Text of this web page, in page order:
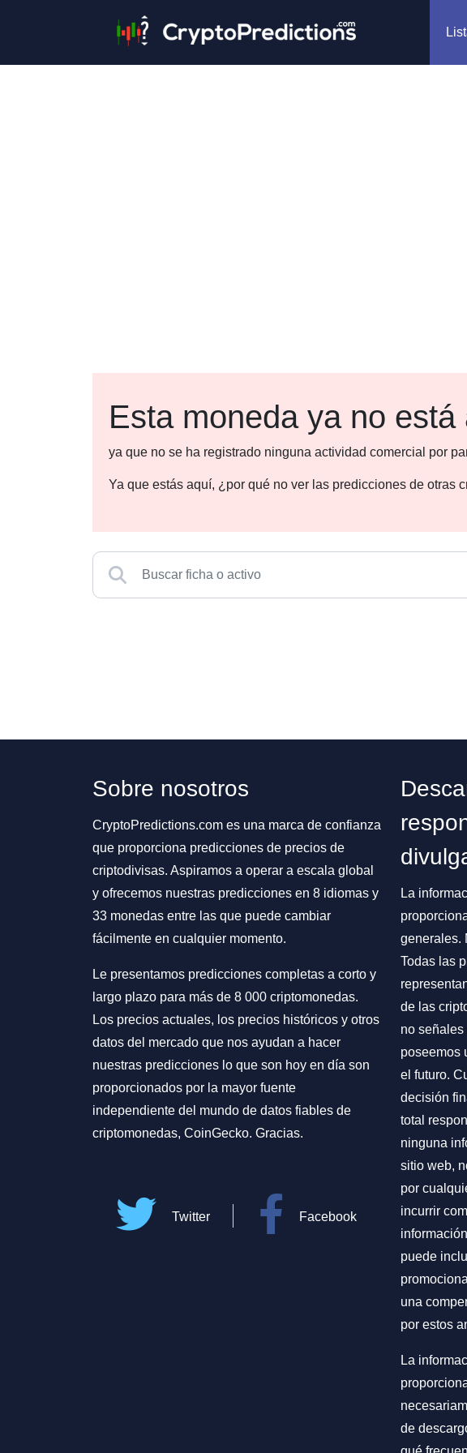
Esta moneda ya no está
ya que no se ha registrado ninguna actividad comercial por
Ya que estás aquí, ¿por qué no ver las predicciones de otras
Sobre nosotros
CryptoPredictions.com es una marca de confianza
que proporciona predicciones de precios de
criptodivisas. Aspiramos a operar a escala global
y ofrecemos nuestras predicciones en 8 idiomas y
33 monedas entre las que puede cambiar
fácilmente en cualquier momento.
Le presentamos predicciones completas a corto y
largo plazo para más de 8 000 criptomonedas.
Los precios actuales, los precios históricos y otros
datos del mercado que nos ayudan a hacer
nuestras predicciones lo que son hoy en día son
proporcionados por la mayor fuente
independiente del mundo de datos fiables de
criptomonedas, CoinGecko. Gracias.
Twitter Facebook
La
generales.
Todas las
de las
no
poseemos
el futuro.
decisión
total
ninguna
sitio web,
por
incurrir
puede
una
por estos
La
de